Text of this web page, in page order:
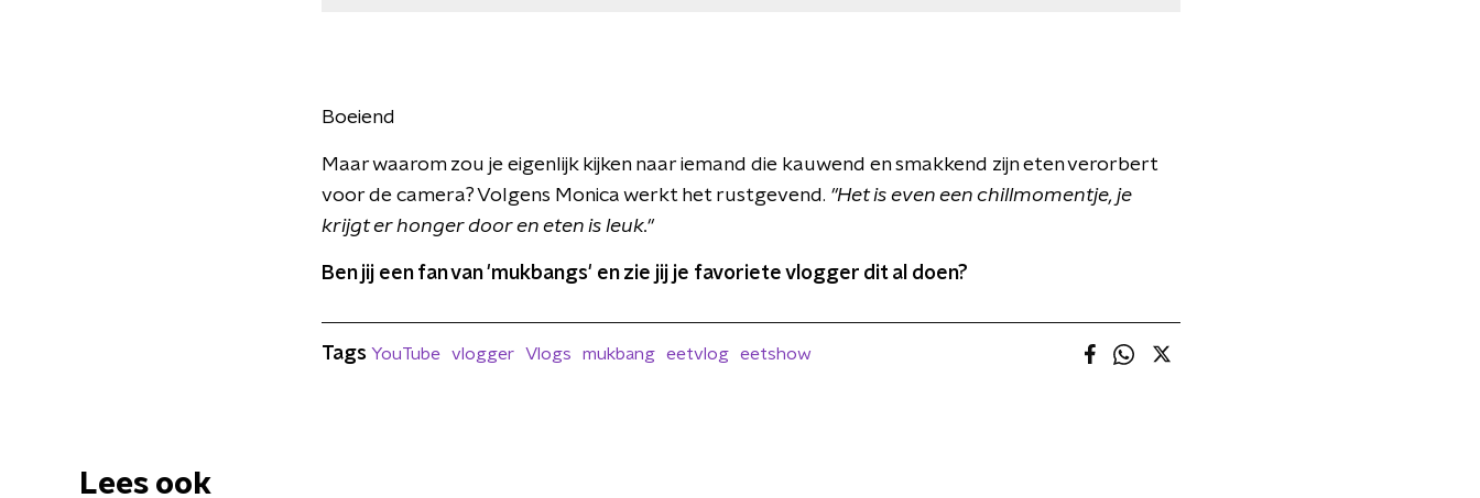
Boeiend
Maar waarom zou je eigenlijk kijken naar iemand die kauwend en smakkend zijn eten verorbert
voor de camera? Volgens Monica werkt het rustgevend. "Het is even een chillmomentje, je
krijgt er honger door en eten is leuk."
Ben jij een fan van 'mukbangs' en zie jij je favoriete vlogger dit al doen?
Tags YouTube vlogger Vlogs mukbang eetvlog eetshow
Lees ook